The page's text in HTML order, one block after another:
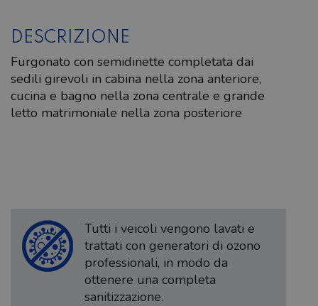
DESCRIZIONE
Furgonato con semidinette completata dai
sedili girevoli in cabina nella zona anteriore,
cucina e bagno nella zona centrale e grande
letto matrimoniale nella zona posteriore
Tutti i veicoli vengono lavati e
trattati con generatori di ozono
professionali, in modo da
ottenere una completa
sanitizzazione.